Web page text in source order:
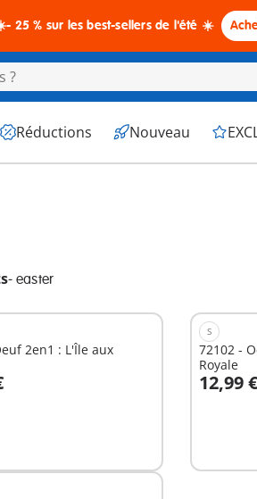
25 % sur les best-sellers de l'été ☀️
Réductions Nouveau
- easter
2en1 : L'Île aux
S
72102 -
Royale
12,99 €
Au